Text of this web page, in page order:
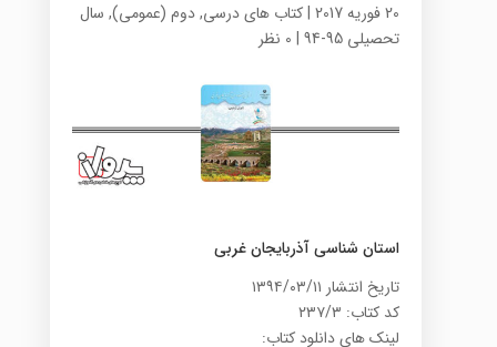
20 فوریه 2017 |کتاب های درسی,دوم (عمومی), سال
تحصیلی 95-94
| 0 نظر
استان شناسی آذربایجان غربی
تاریخ انتشار ۱۳۹۴/۰۳/۱۱
کد کتاب: ۲۳۷/۳
لینک های دانلود کتاب: